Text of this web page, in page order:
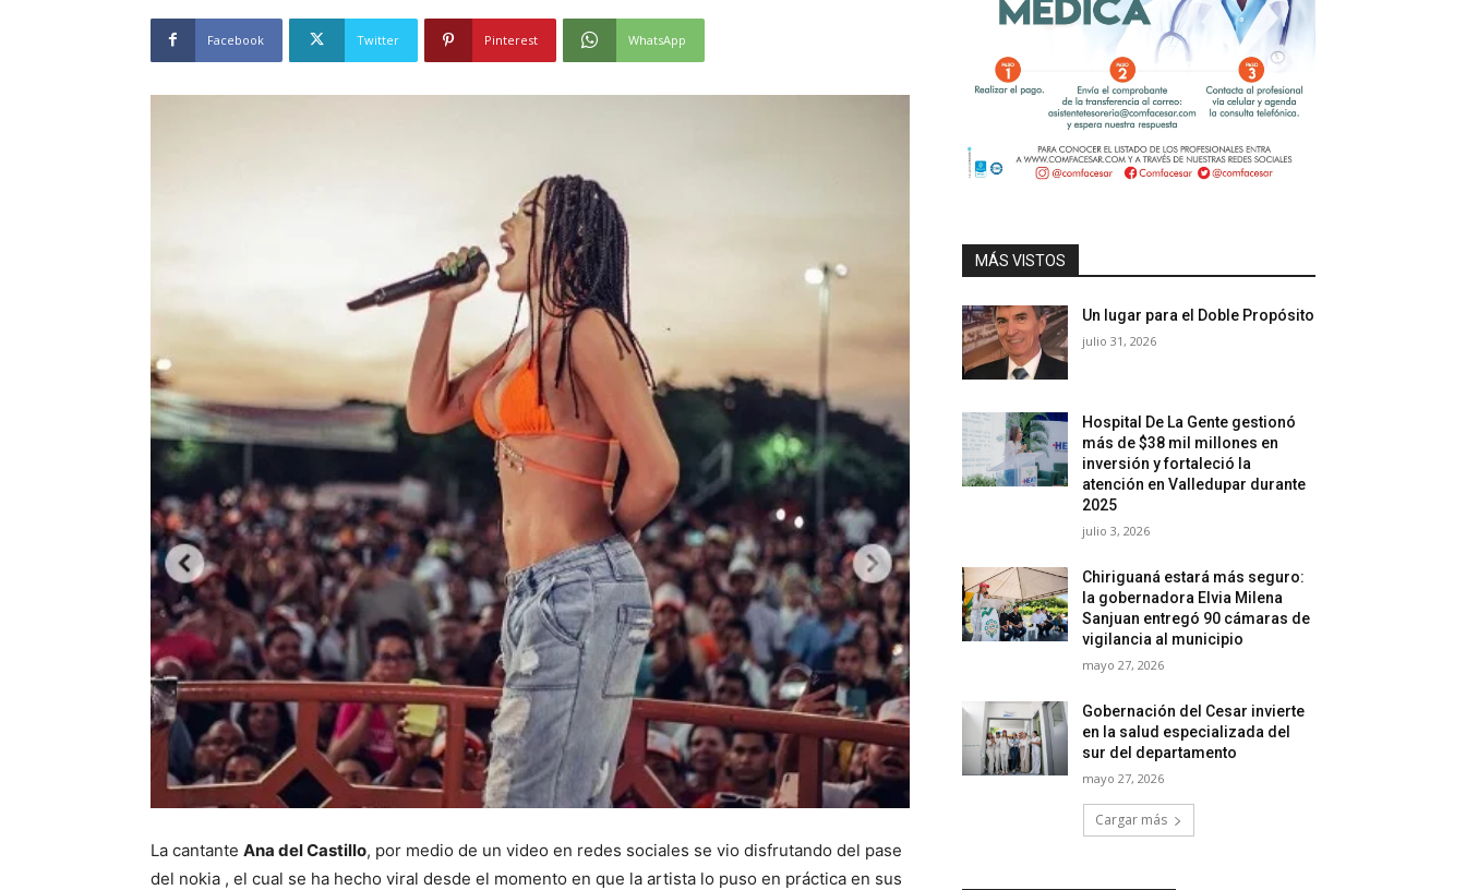
Facebook Twitter Pinterest WhatsApp
La cantante Ana del Castillo, por medio de un video en redes sociales se vio disfrutando del pase
del nokia , el cual se ha hecho viral desde el momento en que la artista lo puso en práctica en sus
MÁS VISTOS
Un lugar para el Doble Propósito
julio 31, 2026
Hospital De La Gente gestionó
más de $38 mil millones en
inversión y fortaleció la
atención en Valledupar durante
2025
julio 3, 2026
Chiriguaná estará más seguro:
la gobernadora Elvia Milena
Sanjuan entregó 90 cámaras de
vigilancia al municipio
mayo 27, 2026
Gobernación del Cesar invierte
en la salud especializada del
sur del departamento
mayo 27, 2026
Cargar más